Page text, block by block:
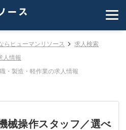
らヒューマンリソース
求人検索
人情報
・製造・軽作業の求人情報
械操作スタッフ／選べ